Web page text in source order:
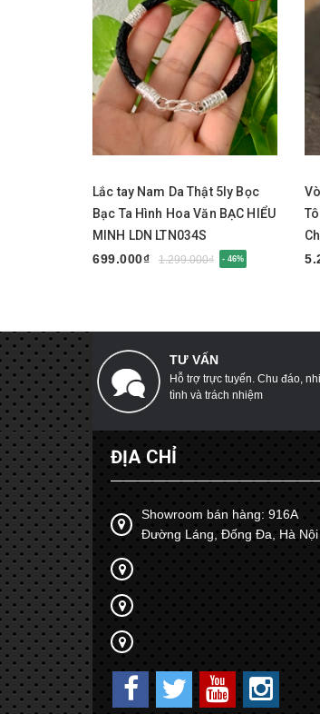
Lắc tay Nam Da Thật 5ly Bọc
Bạc Ta Hình Hoa Văn BẠC HIỂU
MINH LDN LTN034S
699.000₫
1.299.000₫ - 46%
TƯ VẤN
Hỗ trợ trực tuyến. Chu đáo,
tình và trách nhiệm
ĐỊA CHỈ
Showroom bán hàng: 916A
Đường Láng, Đống Đa, Hà Nội